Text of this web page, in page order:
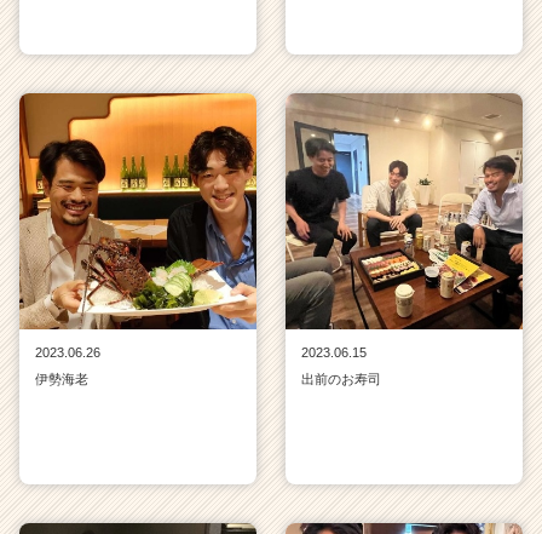
2023.06.26
伊勢海老
2023.06.15
出前のお寿司